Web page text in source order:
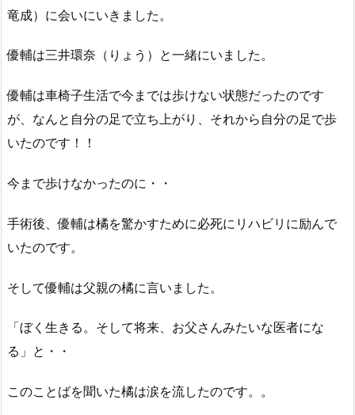
竜成）に会いにいきました。
優輔は三井環奈（りょう）と一緒にいました。
優輔は車椅子生活で今までは歩けない状態だったのです
が、なんと自分の足で立ち上がり、それから自分の足で歩
いたのです！！
今まで歩けなかったのに・・
手術後、優輔は橘を驚かすために必死にリハビリに励んで
いたのです。
そして優輔は父親の橘に言いました。
「ぼく生きる。そして将来、お父さんみたいな医者にな
る」と・・
このことばを聞いた橘は涙を流したのです。。